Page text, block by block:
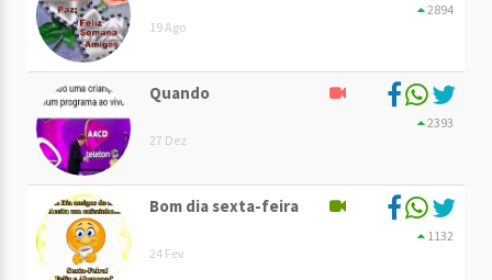
19 Ago
2894
Quando
27 Dez
2393
Bom dia sexta-feira
24 Fev
1132